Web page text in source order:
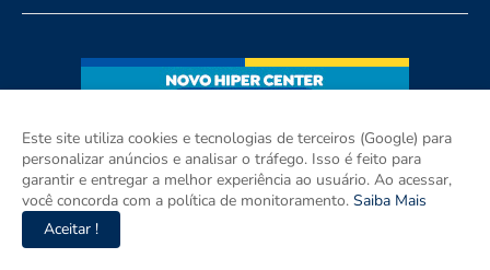
Este site utiliza cookies e tecnologias de terceiros (Google) para
personalizar anúncios e analisar o tráfego. Isso é feito para
garantir e entregar a melhor experiência ao usuário. Ao acessar,
você concorda com a política de monitoramento. Saiba Mais
Aceitar !